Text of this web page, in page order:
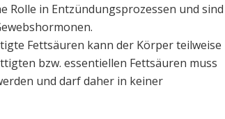
Rolle in Entzündungsprozessen und sind
Fettsäuren kann der Körper teilweise
bzw. essentiellen Fettsäuren muss
und darf daher in keiner